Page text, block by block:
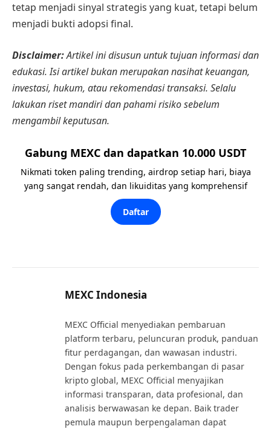
tetap menjadi sinyal strategis yang kuat, tetapi belum
menjadi bukti adopsi final.
Disclaimer:Artikel ini disusun untuk tujuan informasi dan
edukasi. Isi artikel bukan merupakan nasihat keuangan,
investasi, hukum, atau rekomendasi transaksi. Selalu
lakukan riset mandiri dan pahami risiko sebelum
mengambil keputusan.
Gabung MEXC dan dapatkan 10.000 USDT
Nikmati token paling trending, airdrop setiap hari, biaya
yang sangat rendah, dan likuiditas yang komprehensif
Daftar
MEXC Indonesia
MEXC Official menyediakan pembaruan
platform terbaru, peluncuran produk, panduan
fitur perdagangan, dan wawasan industri.
Dengan fokus pada perkembangan di pasar
kripto global, MEXC Official menyajikan
informasi transparan, data profesional, dan
analisis berwawasan ke depan. Baik trader
pemula maupun berpengalaman dapat